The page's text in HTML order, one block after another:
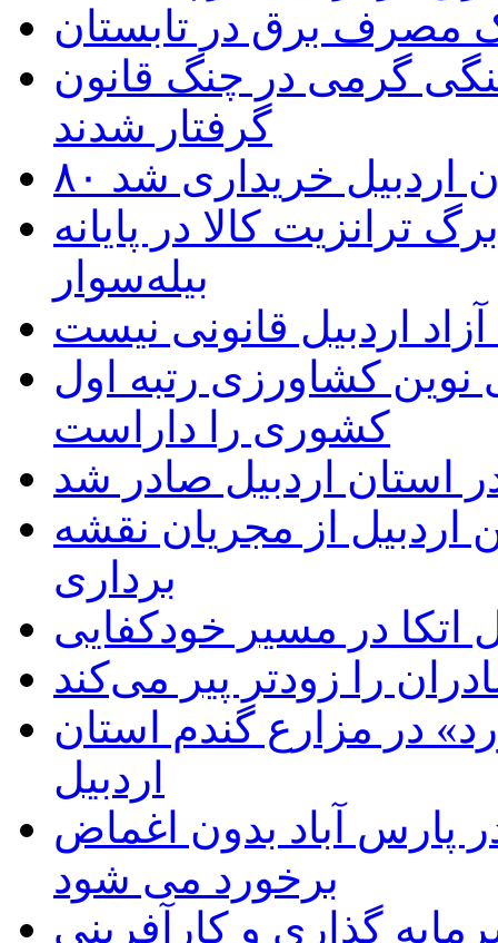
مصرف برق در تابستان
گرمی در چنگ قانون
گرفتار شدند
اردبیل خریداری شد
کالا در پایانه
بیله‌سوار
اردبیل قانونی نیست
نوین کشاورزی رتبه اول
کشوری را داراست
استان اردبیل صادر شد
از مجریان نقشه
برداری
در مسیر خودکفایی
را زودتر پیر می‌کند
در مزارع گندم استان
اردبیل
پارس آباد بدون اغماض
برخورد می شود
گذاری و کارآفرینی